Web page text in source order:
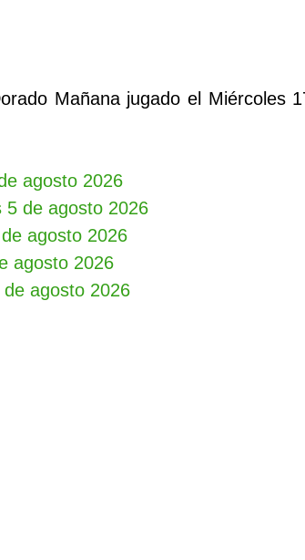
Mañana jugado el Miércoles
agosto 2026
5 de agosto 2026
agosto 2026
agosto 2026
agosto 2026